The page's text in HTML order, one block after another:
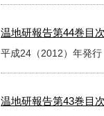
温地研報告第44巻目次
平成24（2012）年発行
温地研報告第43巻目次